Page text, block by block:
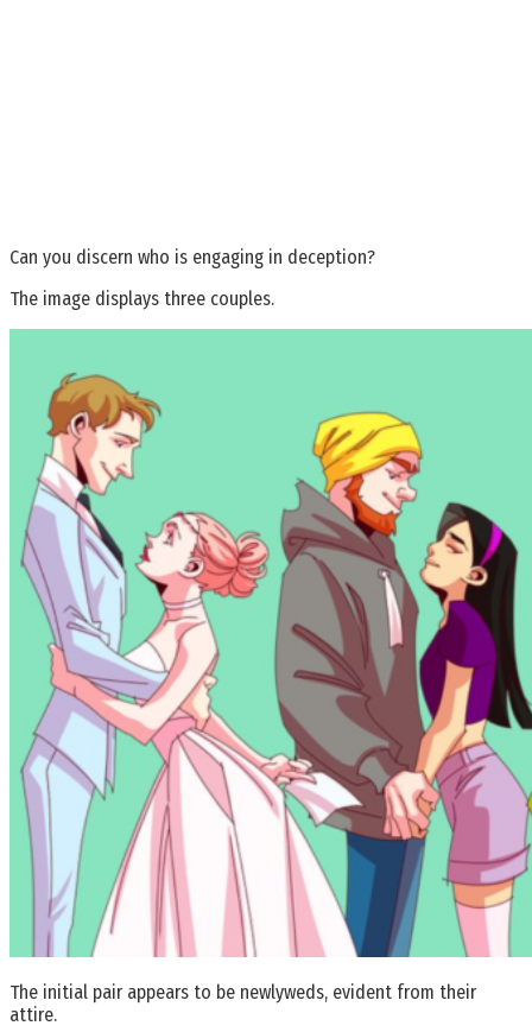
Can you discern who is engaging in deception?
The image displays three couples.
The initial pair appears to be newlyweds, evident from their
attire.